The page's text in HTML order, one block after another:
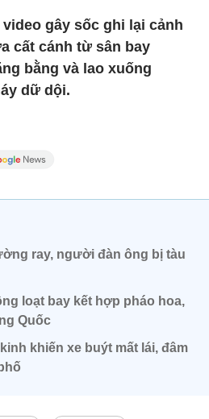
video gây sốc ghi lại cảnh
cất cánh từ sân bay
bằng và lao xuống
dữ dội.
ray, người đàn ông bị tàu
loạt bay kết hợp pháo hoa,
Quốc
khiến xe buýt mất lái, đâm